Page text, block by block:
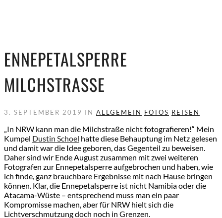
ENNEPETALSPERRE
MILCHSTRASSE
3. SEPTEMBER 2019 IN ALLGEMEIN FOTOS REISEN
„In NRW kann man die Milchstraße nicht fotografieren!“ Mein
Kumpel Dustin Schoel hatte diese Behauptung im Netz gelesen
und damit war die Idee geboren, das Gegenteil zu beweisen.
Daher sind wir Ende August zusammen mit zwei weiteren
Fotografen zur Ennepetalsperre aufgebrochen und haben, wie
ich finde, ganz brauchbare Ergebnisse mit nach Hause bringen
können. Klar, die Ennepetalsperre ist nicht Namibia oder die
Atacama-Wüste – entsprechend muss man ein paar
Kompromisse machen, aber für NRW hielt sich die
Lichtverschmutzung doch noch in Grenzen.